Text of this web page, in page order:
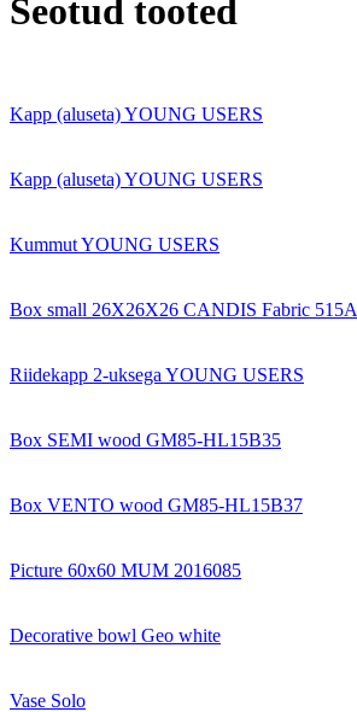
Seotud tooted
Kapp (aluseta) YOUNG USERS
Kapp (aluseta) YOUNG USERS
Kummut YOUNG USERS
Box small 26X26X26 CANDIS Fabric 515A
Riidekapp 2-uksega YOUNG USERS
Box SEMI wood GM85-HL15B35
Box VENTO wood GM85-HL15B37
Picture 60x60 MUM 2016085
Decorative bowl Geo white
Vase Solo